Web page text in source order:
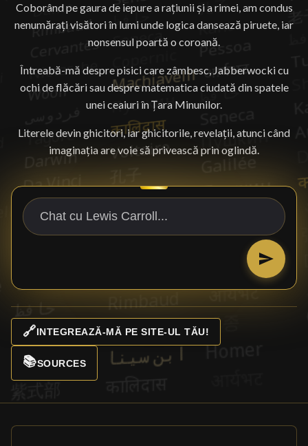
Coborând pe gaura de iepure a rațiunii și a rimei, am condus
nenumărați visători în lumi unde logica dansează piruete, iar
nonsensul poartă o coroană.
Întreabă-mă despre pisici care zâmbesc, Jabberwocki cu
ochi de flăcări sau despre matematica ciudată din spatele
unei ceaiuri în Țara Minunilor.
Literele devin ghicitori, iar ghicitorile, revelații, atunci când
imaginația are voie să privească prin oglindă.
🔗INTEGREAZĂ-MĂ PE SITE-UL TĂU!
📚SOURCES